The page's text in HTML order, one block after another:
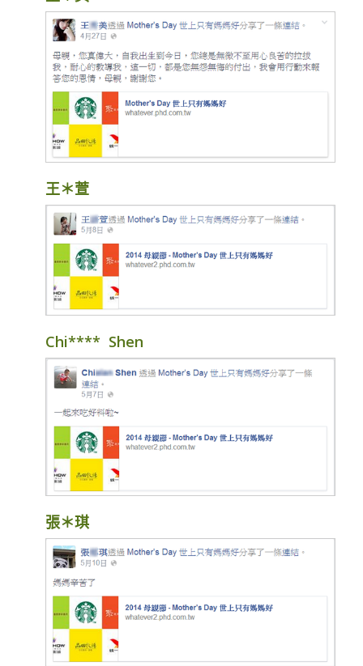
王＊萱
Chi**** Shen
張＊琪